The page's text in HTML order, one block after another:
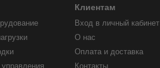
Клиентам
Вход в личный кабинет
О нас
Оплата и доставка
Контакты